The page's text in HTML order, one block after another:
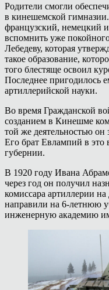
Родители смогли
в кинешемской
французский, немецкий
вспомнить уже
Лебедеву, которая
такое образование,
того блестяще освоил
Последнее пригодилось
артиллерийской науки.
Во время Гражданской
созданием в Кинешме
той же деятельностью
Его брат Евлампий в это
губернии.
В 1920 году Ивана
через год он получил
комиссара артиллерии
направили на 6-летнюю
инженерную академию